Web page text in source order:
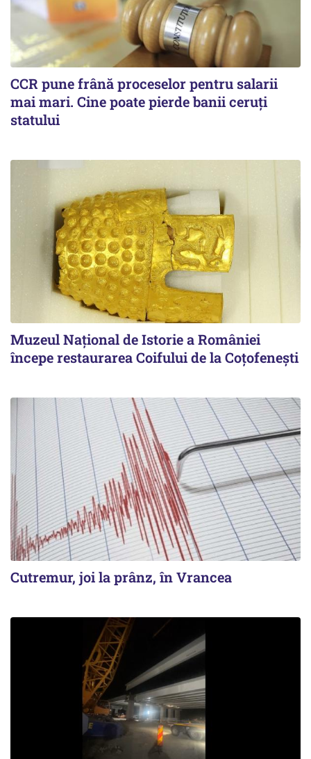
CCR pune frână proceselor pentru salarii
mai mari. Cine poate pierde banii ceruți
statului
Muzeul Național de Istorie a României
începe restaurarea Coifului de la Coțofenești
Cutremur, joi la prânz, în Vrancea